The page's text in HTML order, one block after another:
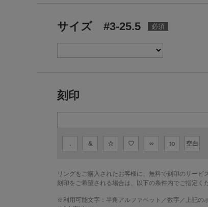
サイズ #3-25.5
刻印
. & ☆ ♡ ∞ to 空白
リングをご購入されたお客様に、無料で刻印のサービ
刻印をご希望される場合は、以下の条件内でご指定く
※利用可能文字： 半角アルファベット／数字／上記の